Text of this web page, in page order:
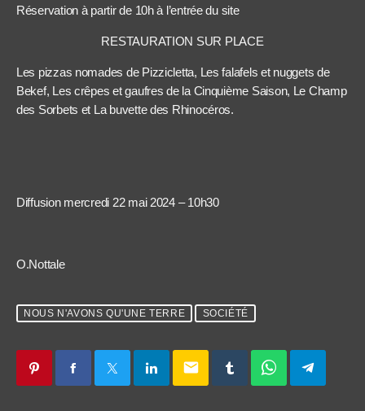
Réservation à partir de 10h à l’entrée du site
RESTAURATION SUR PLACE
Les pizzas nomades de Pizzicletta, Les falafels et nuggets de
Bekef, Les crêpes et gaufres de la Cinquième Saison, Le Champ
des Sorbets et La buvette des Rhinocéros.
Diffusion mercredi 22 mai 2024 – 10h30
O.Nottale
NOUS N'AVONS QU'UNE TERRE SOCIÉTÉ
email